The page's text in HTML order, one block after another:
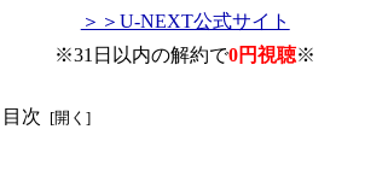
＞＞U-NEXT公式サイト
※31日以内の解約で0円視聴※
目次